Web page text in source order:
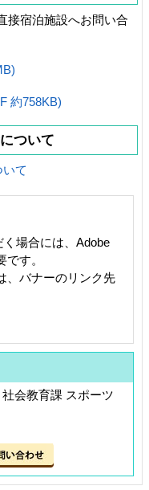
接宿泊施設へお問い合
約758KB)
ついて
て
場合には、Adobe
す。
、バナーのリンク先
会教育課 スポーツ